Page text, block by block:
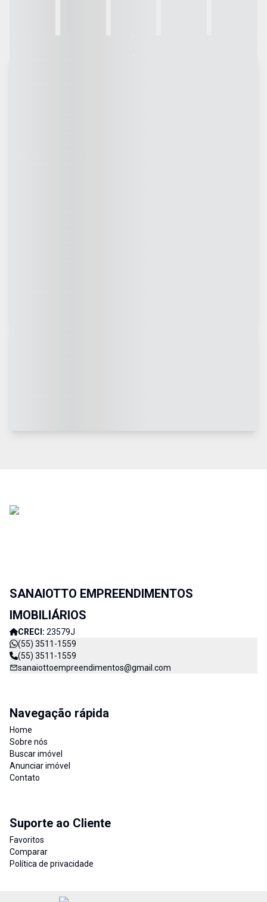
SANAIOTTO EMPREENDIMENTOS
IMOBILIÁRIOS
CRECI: 23579J
(55) 3511-1559
(55) 3511-1559
sanaiottoempreendimentos@gmail.com
Navegação rápida
Home
Sobre nós
Buscar imóvel
Anunciar imóvel
Contato
Suporte ao Cliente
Favoritos
Comparar
Política de privacidade